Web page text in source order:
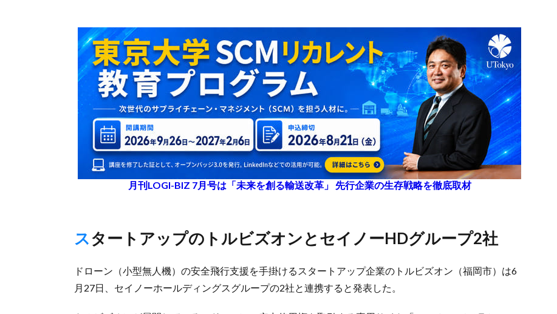
月刊LOGI-BIZ 7月号は「未来を創る輸送改革」 先行企業の生存戦略を徹底取材
スタートアップのトルビズオンとセイノーHDグループ2社
ドローン（小型無人機）の安全飛行支援を手掛けるスタートアップ企業のトルビズオン（福岡市）は6
月27日、セイノーホールディングスグループの2社と連携すると発表した。